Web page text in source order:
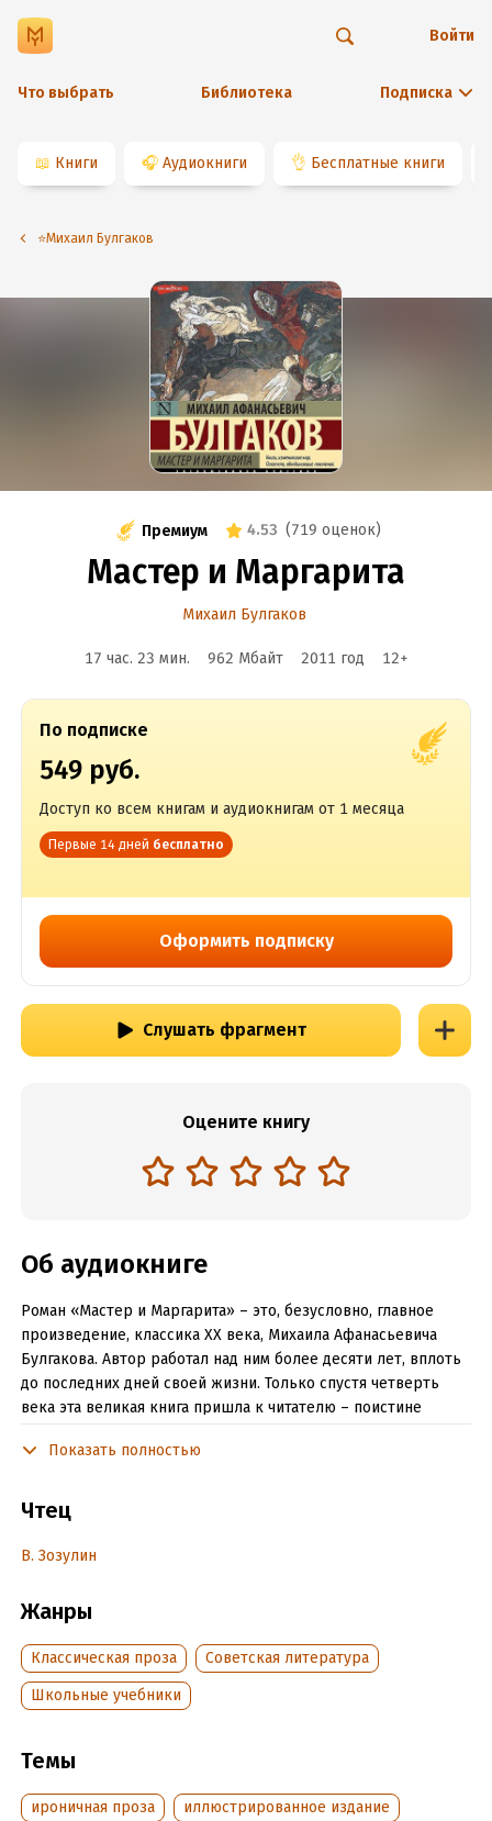
Что выбрать Библиотека Подписка
Войти
📖 Книги 🎧 Аудиокниги 👌 Бесплатные книги
⭐️Михаил Булгаков
Премиум 4.53 (719 оценок)
Мастер и Маргарита
Михаил Булгаков
17 час. 23 мин. 962 Мбайт 2011 год 12+
По подписке
549 руб.
Доступ ко всем книгам и аудиокнигам от 1 месяца
Первые 14 дней бесплатно
Оформить подписку
Слушать фрагмент
Оцените книгу
Об аудиокниге
Роман «Мастер и Маргарита» – это, безусловно, главное
произведение, классика ХХ века, Михаила Афанасьевича
Булгакова. Автор работал над ним более десяти лет, вплоть
до последних дней своей жизни. Только спустя четверть
века эта великая книга пришла к читателю – поистине
распространялся в «самиздате» и, наконец, стал самым
включенным даже в школьную программу.
В самом современном сегодня формате аудиокниги вечный
Слушайте роман Мастера!
Дата написания:
Год издания:2011
Показать полностью
Чтец
В. Зозулин
Жанры
Классическая проза
Советская литература
Школьные учебники
Темы
ироничная проза
иллюстрированное издание